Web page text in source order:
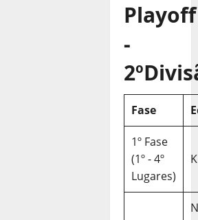
Playoff
-
Fase
1º Fase
(1º - 4º
Lugares)